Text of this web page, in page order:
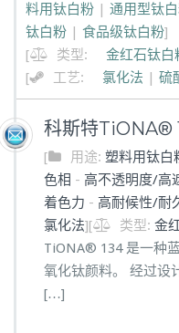
料用钛白粉 | 通用型钛
钛白粉 | 食品级钛白粉]
[
类型: 金红石钛白
[
工艺: 氯化法 | 硫
科斯特TiONA®
[ 用途: 塑料用钛白
色相 - 高不透明度/高
着色力 - 高耐候性/耐
氯化法][ 类型: 金
TiONA® 134 是一种
氧化钛颜料。 经过设
[…]